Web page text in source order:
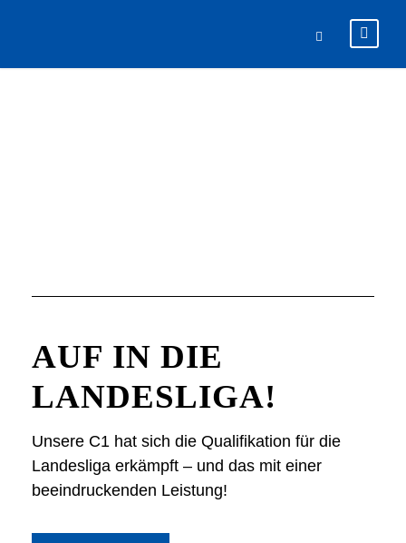
AUF IN DIE
LANDESLIGA!
Unsere C1 hat sich die Qualifikation für die
Landesliga erkämpft – und das mit einer
beeindruckenden Leistung!